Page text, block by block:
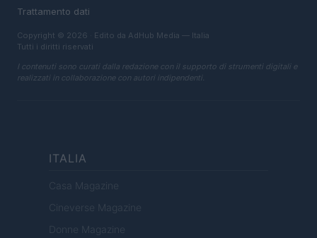
Trattamento dati
Copyright © 2026 · Edito da AdHub Media — Italia
Tutti i diritti riservati
I contenuti sono curati dalla redazione con il supporto di strumenti digitali e
realizzati in collaborazione con autori indipendenti.
ITALIA
Casa Magazine
Cineverse Magazine
Donne Magazine